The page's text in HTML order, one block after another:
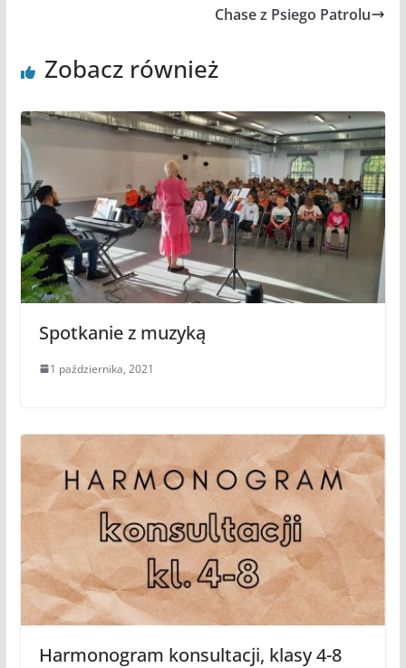
Chase z Psiego Patrolu
Zobacz również
Spotkanie z muzyką
1 października, 2021
Harmonogram konsultacji, klasy 4-8